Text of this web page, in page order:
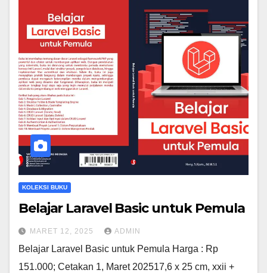
KOLEKSI BUKU
Belajar Laravel Basic untuk Pemula
MARET 12, 2025 ADMIN
Belajar Laravel Basic untuk Pemula Harga : Rp
151.000; Cetakan 1, Maret 202517,6 x 25 cm, xxii +